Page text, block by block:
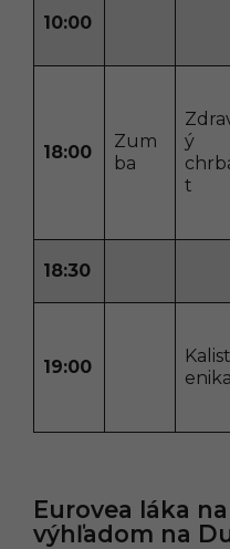
10:00
18:00
Zum
ba
ý
t
18:30
19:00
Kalist
enika
Eurovea láka
výhľadom na